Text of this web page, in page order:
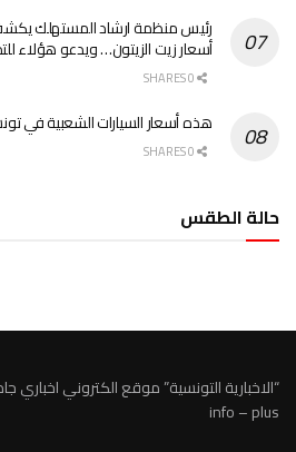
رئيس منظمة ارشاد المستهلك يكشف
أسعار زيت الزيتون… ويدعو هؤلاء
هذه أسعار السيارات الشعبية في تونس
حالة الطقس
“الاخبارية التونسية” موقع الكتروني
info – plus